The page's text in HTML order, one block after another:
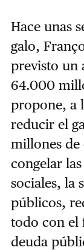
Hace unas
galo,
previsto un
64.000
propone, a
reducir el
millones de
congelar
sociales, la
públicos,
todo con el
deuda